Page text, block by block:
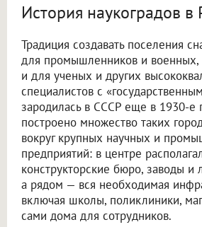
История наукоградов в
Традиция создавать поселения
для промышленников и военных,
и для ученых и других
специалистов с
зародилась в СССР еще в 1930-е
построено множество таких
вокруг крупных научных и
предприятий: в центре
конструкторские бюро, заводы и
а рядом — вся необходимая
включая школы, поликлиники,
сами дома для сотрудников.